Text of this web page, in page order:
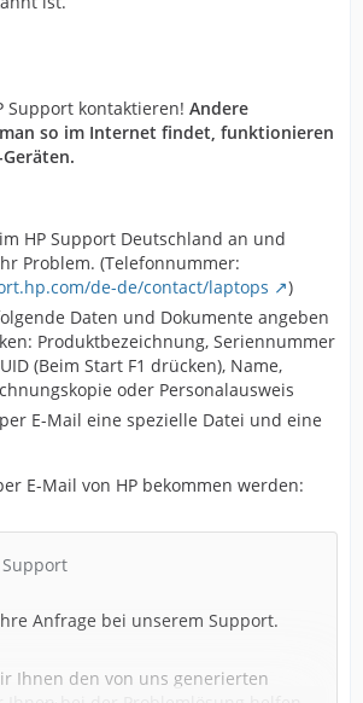
Support kontaktieren! Andere
so im Internet findet, funktionieren
Geräten.
HP Support Deutschland an und
Problem. (Telefonnummer:
de-de/contact/laptops
)
Daten und Dokumente angeben
Produktbezeichnung, Seriennummer
(Beim Start F1 drücken), Name,
oder Personalausweis
E-Mail eine spezielle Datei und eine
E-Mail von HP bekommen werden:
Anfrage bei unserem Support.
Ihnen den von uns generierten